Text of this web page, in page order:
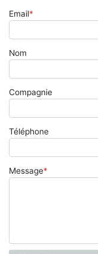
Email*
Nom
Compagnie
Téléphone
Message*